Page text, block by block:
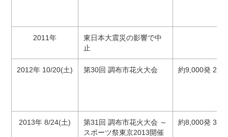
2011年
東日本大震災の影響で中
止
2012年 10/20(土) 第30回 調布市花火大会 約9,000発 28
2013年 8/24(土)
第31回 調布市花火大会 ～
スポーツ祭東京2013開催
約8,000発 35